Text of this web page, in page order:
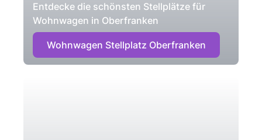
Entdecke die schönsten Stellplätze für
Wohnwagen in Oberfranken
Wohnwagen Stellplatz Oberfranken